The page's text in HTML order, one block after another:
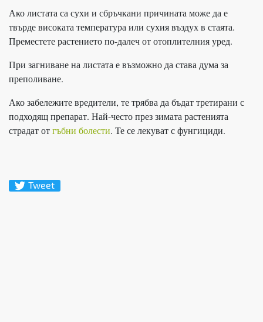
Ако листата са сухи и сбръчкани причината може да е
твърде високата температура или сухия въздух в стаята.
Преместете растението по-далеч от отоплителния уред.
При загниване на листата е възможно да става дума за
преполиване.
Ако забележите вредители, те трябва да бъдат третирани с
подходящ препарат. Най-често през зимата растенията
страдат отгъбни болести. Те се лекуват с фунгициди.
Tweet